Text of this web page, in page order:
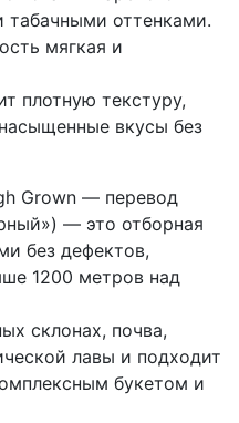
табачными оттенками.
мягкая и
плотную текстуру,
вкусы без
Grown — перевод
— это отборная
без дефектов,
1200 метров над
склонах, почва,
лавы и подходит
букетом и